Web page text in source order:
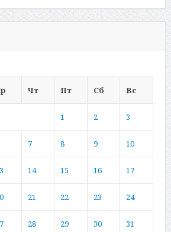
Чт Пт Сб Вс
1 2 3
7 8 9 10
14 15 16 17
21 22 23 24
28 29 30 31